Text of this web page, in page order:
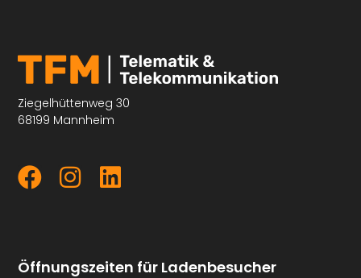
Ziegelhüttenweg 30
68199 Mannheim
Öffnungszeiten für Ladenbesucher